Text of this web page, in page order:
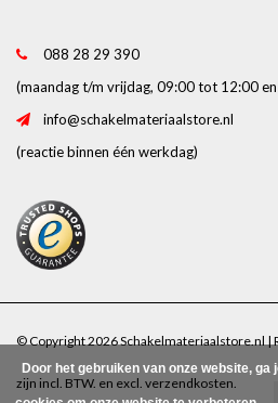
088 28 29 390
(maandag t/m vrijdag, 09:00 tot 12:00
info@schakelmateriaalstore.nl
(reactie binnen één werkdag)
© Copyright 2026 Schakelmateriaalstore.nl |
zijn incl. BTW. en excl. verzendkosten.
Door het gebruiken van onze website,